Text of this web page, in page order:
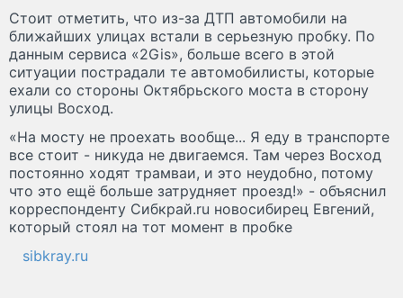
Стоит отметить, что из-за ДТП автомобили на
ближайших улицах встали в серьезную пробку. По
данным сервиса «2Gis», больше всего в этой
ситуации пострадали те автомобилисты, которые
ехали со стороны Октябрьского моста в сторону
улицы Восход.
«На мосту не проехать вообще... Я еду в транспорте
все стоит - никуда не двигаемся. Там через Восход
постоянно ходят трамваи, и это неудобно, потому
что это ещё больше затрудняет проезд!» - объяснил
корреспонденту Сибкрай.ru новосибирец Евгений,
который стоял на тот момент в пробке
sibkray.ru